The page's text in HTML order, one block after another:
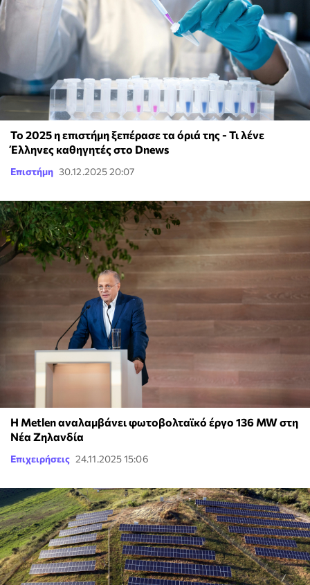
Το 2025 η επιστήμη ξεπέρασε τα όριά της - Τι λένε
Έλληνες καθηγητές στο Dnews
Επιστήμη 30.12.2025 20:07
Η Metlen αναλαμβάνει φωτοβολταϊκό έργο 136 MW στη
Νέα Ζηλανδία
Επιχειρήσεις 24.11.2025 15:06